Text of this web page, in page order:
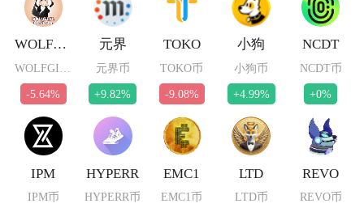
WOLFGIRL
-5.64%
元界
元界币
+9.82%
TOKO
TOKO币
-9.08%
小狗
小狗币
+4.99%
NCDT
NCDT币
+0%
IPM
IPM币
HYPERR
HYPERR币
EMC1
EMC1币
LTD
LTD币
REVO
REVO币